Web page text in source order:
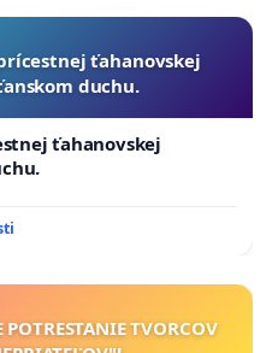
ťahanovskej
duchu.
ťahanovskej
TVORCOV